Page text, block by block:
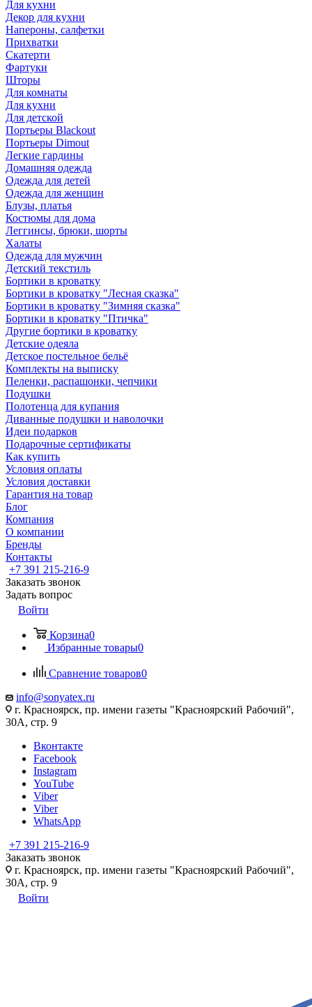
Для кухни
Декор для кухни
Напероны, салфетки
Прихватки
Скатерти
Фартуки
Шторы
Для комнаты
Для кухни
Для детской
Портьеры Blackout
Портьеры Dimout
Легкие гардины
Домашняя одежда
Одежда для детей
Одежда для женщин
Блузы, платья
Костюмы для дома
Леггинсы, брюки, шорты
Халаты
Одежда для мужчин
Детский текстиль
Бортики в кроватку
Бортики в кроватку "Лесная сказка"
Бортики в кроватку "Зимняя сказка"
Бортики в кроватку "Птичка"
Другие бортики в кроватку
Детские одеяла
Детское постельное бельё
Комплекты на выписку
Пеленки, распашонки, чепчики
Подушки
Полотенца для купания
Диванные подушки и наволочки
Идеи подарков
Подарочные сертификаты
Как купить
Условия оплаты
Условия доставки
Гарантия на товар
Блог
Компания
О компании
Бренды
Контакты
+7 391 215-216-9
Заказать звонок
Задать вопрос
Войти
Корзина0
Избранные товары0
Сравнение товаров0
info@sonyatex.ru
г. Красноярск, пр. имени газеты "Красноярский Рабочий",
30А, стр. 9
Вконтакте
Facebook
Instagram
YouTube
Viber
Viber
WhatsApp
+7 391 215-216-9
Заказать звонок
г. Красноярск, пр. имени газеты "Красноярский Рабочий",
30А, стр. 9
Войти